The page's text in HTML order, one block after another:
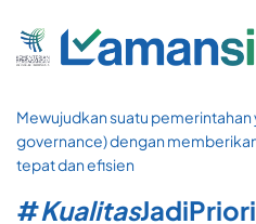
Mewujudkan suatu
governance) dengan
tepat dan efisien
#KualitasJadi